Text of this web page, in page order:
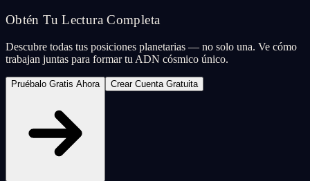
Obtén Tu Lectura Completa
Descubre todas tus posiciones planetarias — no solo una. Ve cómo
trabajan juntas para formar tu ADN cósmico único.
Pruébalo Gratis Ahora Crear Cuenta Gratuita